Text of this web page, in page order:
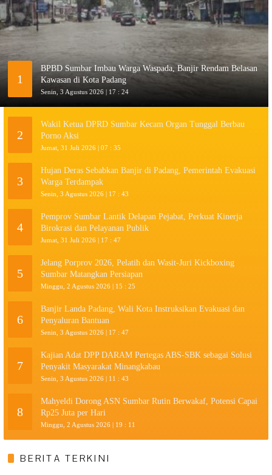
1
BPBD Sumbar Imbau Warga Waspada, Banjir Rendam Belasan
Kawasan di Kota Padang
Senin, 3 Agustus 2026 | 17 : 24
2
Wakil Ketua DPRD Sumbar Kecam Organ Tunggal Berbau
Porno Aksi
Jumat, 31 Juli 2026 | 07 : 35
3
Hujan Deras Sebabkan Banjir di Padang, Pemerintah Evakuasi
Warga Terdampak
Senin, 3 Agustus 2026 | 17 : 43
4
Pemprov Sumbar Lantik Delapan Pejabat, Perkuat Kinerja
Birokrasi dan Pelayanan Publik
Jumat, 31 Juli 2026 | 17 : 47
5
Jelang Porprov 2026, Pelatih dan Wasit-Juri Kickboxing
Sumbar Matangkan Persiapan
Minggu, 2 Agustus 2026 | 15 : 25
6
Banjir Landa Padang, Wali Kota Instruksikan Evakuasi dan
Penyaluran Bantuan
Senin, 3 Agustus 2026 | 17 : 47
7
Kajian Adat DPP DARAM Pertegas ABS-SBK sebagai Solusi
Penyakit Masyarakat Minangkabau
Senin, 3 Agustus 2026 | 11 : 43
8
Mahyeldi Dorong ASN Sumbar Rutin Berwakaf, Potensi Capai
Rp25 Juta per Hari
Minggu, 2 Agustus 2026 | 19 : 11
BERITA TERKINI